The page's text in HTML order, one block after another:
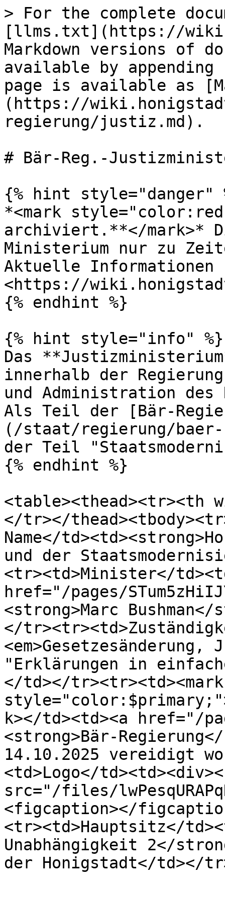
> For the complete
[llms.txt](https://
Markdown versions of
available by
page is available as
(https://
regierung/justiz.md).
# Bär-Reg.-
{% hint style="danger"
*<mark
archiviert.**</mark>*
Ministerium nur zu
Aktuelle
<https://
{% endhint %}
{% hint style="info" %}
Das
innerhalb der
und Administration des
Als Teil der [Bär-
(/staat/regierung/baer-
der Teil
{% endhint %}
<table><thead><tr><th
</tr></
Name</
und der
<tr><td>Minister</
href="/pages/
<strong>Marc
</
"Erklärungen in
</td></tr><tr><td><mark
k></td><td><a href="/
<strong>Bär-
14.10.2025 vereidigt
<td>Logo</
src="/files/
<figcaption></
<tr><td>Hauptsitz</
Unabhängigkeit 2</